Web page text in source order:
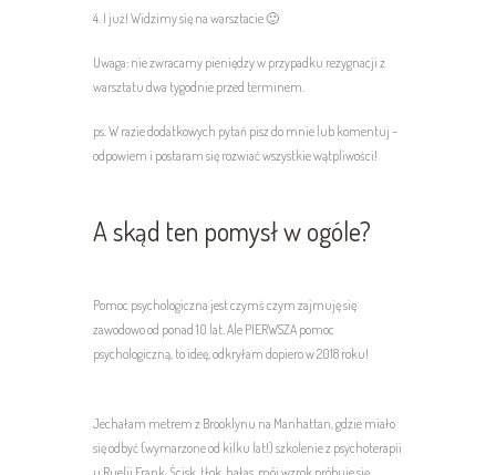
4. I już! Widzimy się na warsztacie 🙂
Uwaga: nie zwracamy pieniędzy w przypadku rezygnacji z
warsztatu dwa tygodnie przed terminem.
ps. W razie dodatkowych pytań pisz do mnie lub komentuj –
odpowiem i postaram się rozwiać wszystkie wątpliwości!
A skąd ten pomysł w ogóle?
Pomoc psychologiczna jest czymś czym zajmuję się
zawodowo od ponad 10 lat. Ale PIERWSZA pomoc
psychologiczną, to ideę, odkryłam dopiero w 2018 roku!
Jechałam metrem z Brooklynu na Manhattan, gdzie miało
się odbyć (wymarzone od kilku lat!) szkolenie z psychoterapii